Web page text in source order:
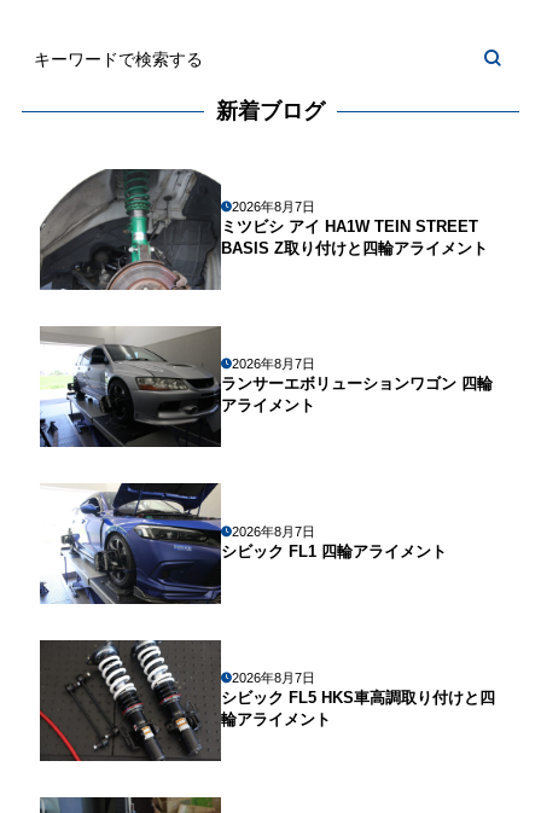
新着ブログ
2026年8月7日
ミツビシ アイ HA1W TEIN STREET
BASIS Z取り付けと四輪アライメント
2026年8月7日
ランサーエボリューションワゴン 四輪
アライメント
2026年8月7日
シビック FL1 四輪アライメント
2026年8月7日
シビック FL5 HKS車高調取り付けと四
輪アライメント